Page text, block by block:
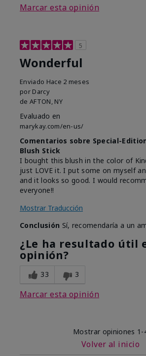
Marcar esta opinión
5
Wonderful
Enviado Hace 2 meses
por Darcy
de AFTON, NY
Evaluado en
marykay.com/en-us/
Comentarios sobre Special-
Blush Stick
I bought this blush in the color of
just LOVE it. I put some on myself
and it looks so good. I would
everyone!!
Mostrar Traducción
Conclusión Sí, recomendaría a un
¿Le ha resultado útil
opinión?
33 3
Marcar esta opinión
Mostrar opiniones 1-
Volver al inicio